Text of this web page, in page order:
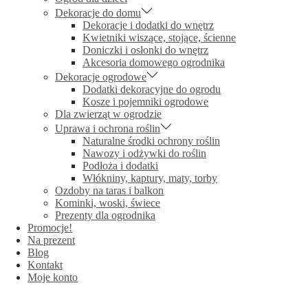
Dekoracje do domu
Dekoracje i dodatki do wnętrz
Kwietniki wiszące, stojące, ścienne
Doniczki i osłonki do wnętrz
Akcesoria domowego ogrodnika
Dekoracje ogrodowe
Dodatki dekoracyjne do ogrodu
Kosze i pojemniki ogrodowe
Dla zwierząt w ogrodzie
Uprawa i ochrona roślin
Naturalne środki ochrony roślin
Nawozy i odżywki do roślin
Podłoża i dodatki
Włókniny, kaptury, maty, torby
Ozdoby na taras i balkon
Kominki, woski, świece
Prezenty dla ogrodnika
Promocje!
Na prezent
Blog
Kontakt
Moje konto